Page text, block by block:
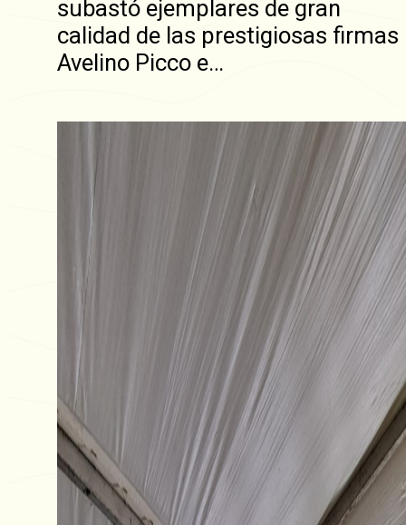
subastó ejemplares de gran
calidad de las prestigiosas firmas
Avelino Picco e…